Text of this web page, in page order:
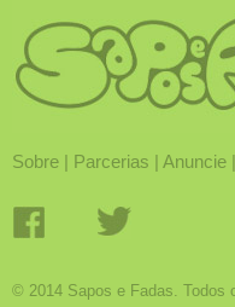
Sobre | Parcerias | Anuncie |
© 2014 Sapos e Fadas. Todos